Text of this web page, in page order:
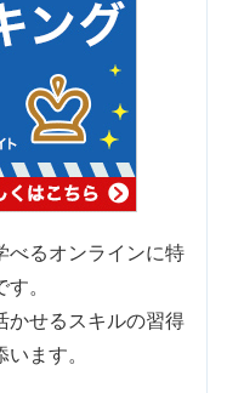
べるオンラインに特
。
かせるスキルの習得
ます。